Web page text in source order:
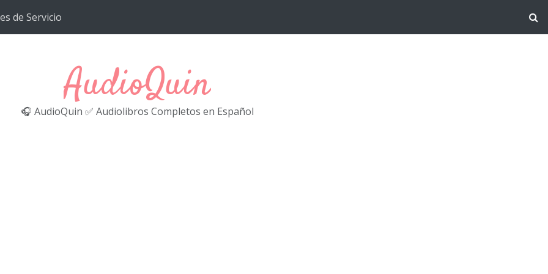
de Servicio
AudioQuin
🎧 AudioQuin ✅ Audiolibros Completos en Español